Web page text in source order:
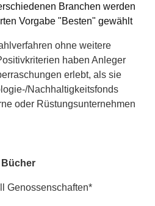
Branchen werden
Vorgabe "Besten" gewählt
ohne weitere
haben Anleger
erlebt, als sie
Nachhaltigkeitsfonds
oder Rüstungsunternehmen
Bücher
Genossenschaften*